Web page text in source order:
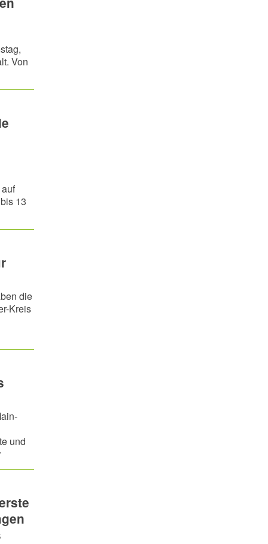
Von
13
die
Kreis
und